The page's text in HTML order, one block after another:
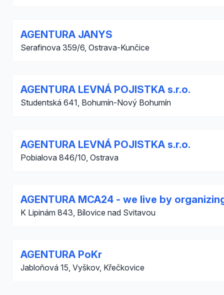
AGENTURA JANYS
Serafinova 359/6, Ostrava-Kunčice
AGENTURA LEVNÁ POJISTKA s.r.o.
Studentská 641, Bohumín-Nový Bohumín
AGENTURA LEVNÁ POJISTKA s.r.o.
Pobialova 846/10, Ostrava
AGENTURA MCA24 - we live by
K Lipinám 843, Bílovice nad Svitavou
AGENTURA PoKr
Jabloňová 15, Vyškov, Křečkovice